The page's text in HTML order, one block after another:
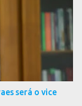
a longo
as quais
vantajosa sob
dos juros em
pelo iene
sua menor
será o vice